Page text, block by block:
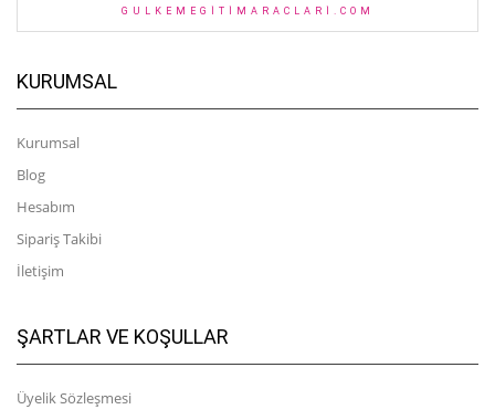
GULKEMEGITIMARACLARI.COM
KURUMSAL
Kurumsal
Blog
Hesabım
Sipariş Takibi
İletişim
ŞARTLAR VE KOŞULLAR
Üyelik Sözleşmesi